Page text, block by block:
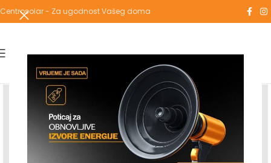
Centrosolar - Za ugodnost Vašeg doma